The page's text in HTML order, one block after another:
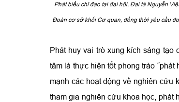
Phát biểu chỉ đạo tại đại hội, Đại tá Nguyễn
Đoàn cơ sở khối Cơ quan, đồng thời yêu cầu
Phát huy vai trò xung kích sáng tạo
tâm là thực hiện tốt phong trào
mạnh các hoạt động về nghiên cứu
tham gia nghiên cứu khoa học, phát